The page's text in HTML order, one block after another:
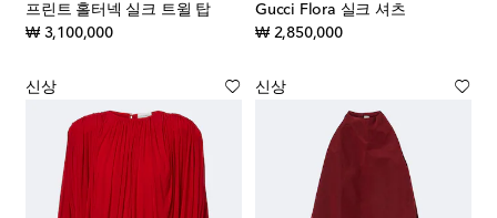
프린트 홀터넥 실크 트윌 탑
₩ 3,100,000original price
Gucci Flora 실크 셔츠
₩ 2,850,000original price
신상 신상